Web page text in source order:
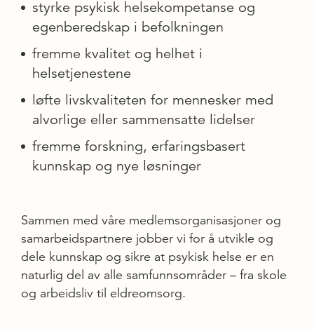
styrke psykisk helsekompetanse og
egenberedskap i befolkningen
fremme kvalitet og helhet i
helsetjenestene
løfte livskvaliteten for mennesker med
alvorlige eller sammensatte lidelser
fremme forskning, erfaringsbasert
kunnskap og nye løsninger
Sammen med våre medlemsorganisasjoner og
samarbeidspartnere jobber vi for å utvikle og
dele kunnskap og sikre at psykisk helse er en
naturlig del av alle samfunnsområder – fra skole
og arbeidsliv til eldreomsorg.